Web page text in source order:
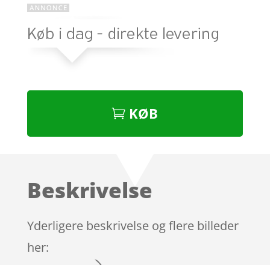
KØB
Beskrivelse
Yderligere beskrivelse og flere billeder
her: